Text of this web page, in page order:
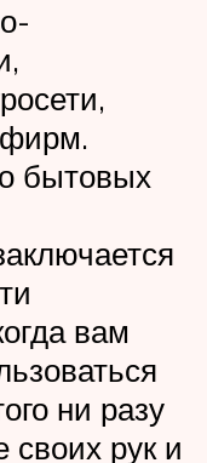
бытовых
вам
ни разу
своих рук и